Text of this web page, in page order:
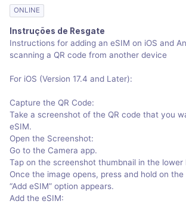
ONLINE
Instruções de Resgate
Instructions for adding an eSIM on iOS and
scanning a QR code from another device
For iOS (Version 17.4 and Later):
Capture the QR Code:
Take a screenshot of the QR code that you
eSIM.
Open the Screenshot:
Go to the Camera app.
Tap on the screenshot thumbnail in the lower
Once the image opens, press and hold on
“Add eSIM” option appears.
Add the eSIM: